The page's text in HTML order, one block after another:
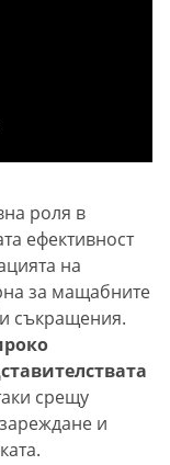
роля в
ефективност
на
за мащабните
съкращения.
срещу
и